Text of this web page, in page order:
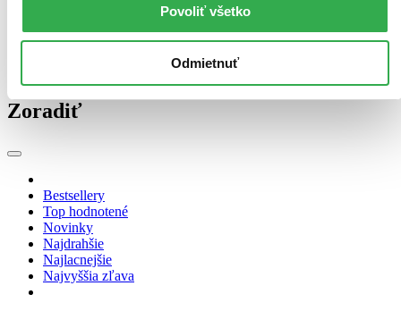
Povoliť všetko
Odmietnuť
CD obal (2 tituly)CD obal2
Zoradiť
Bestsellery
Top hodnotené
Novinky
Najdrahšie
Najlacnejšie
Najvyššia zľava